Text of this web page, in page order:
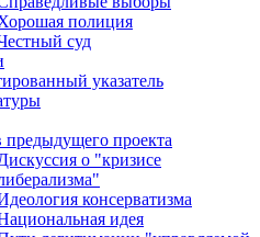
полиция
суд
указатель
проекта
о "кризисе
консерватизма
идея